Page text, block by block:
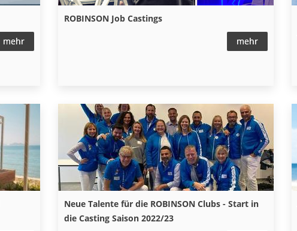
mehr
ROBINSON Job Castings
mehr
Neue Talente für die ROBINSON Clubs - Start in
die Casting Saison 2022/23